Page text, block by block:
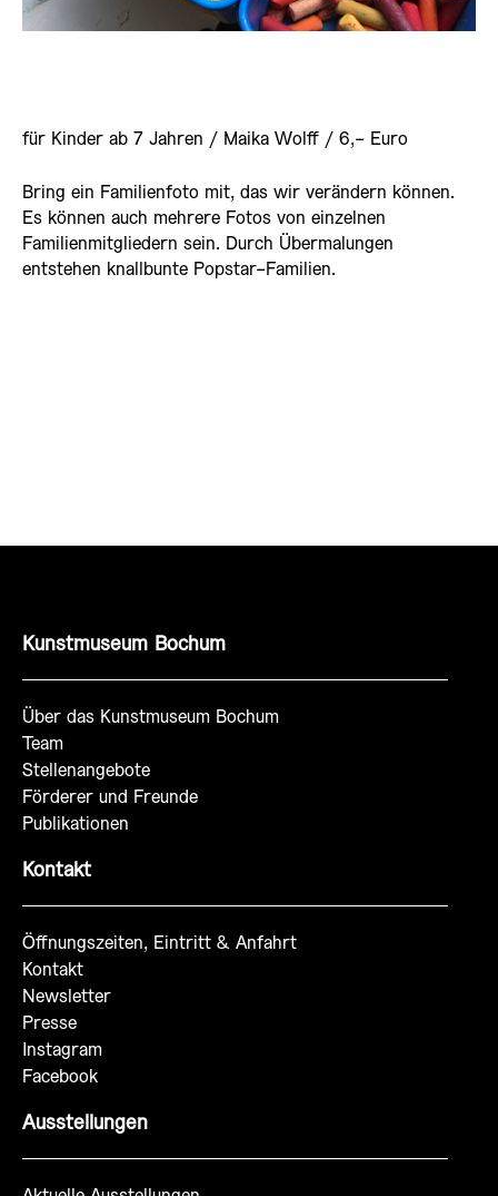
für Kinder ab 7 Jahren / Maika Wolff / 6,- Euro
Bring ein Familienfoto mit, das wir verändern können.
Es können auch mehrere Fotos von einzelnen
Familienmitgliedern sein. Durch Übermalungen
entstehen knallbunte Popstar-Familien.
Kunstmuseum Bochum
Über das Kunstmuseum Bochum
Team
Stellenangebote
Förderer und Freunde
Publikationen
Kontakt
Öffnungszeiten, Eintritt & Anfahrt
Kontakt
Newsletter
Presse
Instagram
Facebook
Ausstellungen